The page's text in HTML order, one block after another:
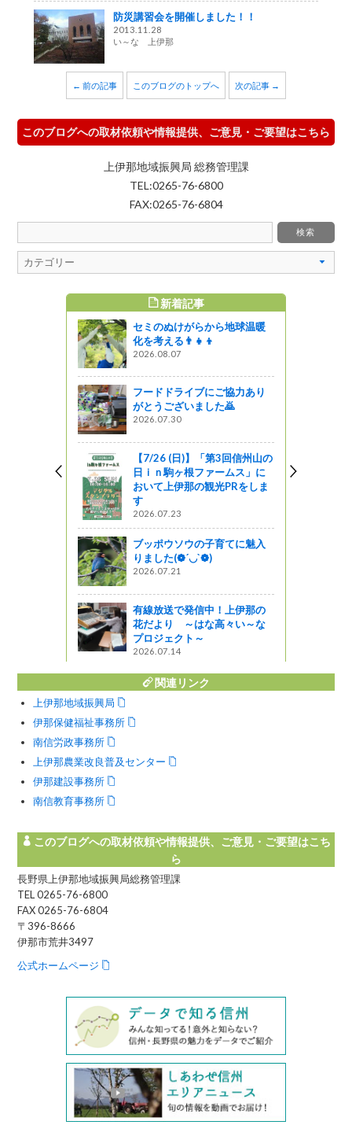
防災講習会を開催しました！！
2013.11.28
い～な 上伊那
← 前の記事 このブログのトップへ 次の記事 →
このブログへの取材依頼や情報提供、ご意見・ご要望はこちら
上伊那地域振興局 総務管理課
TEL:0265-76-6800
FAX:0265-76-6804
新着記事
セミのぬけがらから地球温暖
化を考える👨‍👧‍👦
2026.08.07
フードドライブにご協力あり
がとうございました🙇
2026.07.30
【7/26 (日)】「第3回信州山の
日ｉｎ駒ヶ根ファームス」に
おいて上伊那の観光PRをしま
す
2026.07.23
ブッポウソウの子育てに魅入
りました(❁´◡`❁)
2026.07.21
有線放送で発信中！上伊那の
花だより ～はな高々い～な
プロジェクト～
2026.07.14
関連リンク
上伊那地域振興局
伊那保健福祉事務所
南信労政事務所
上伊那農業改良普及センター
伊那建設事務所
南信教育事務所
このブログへの取材依頼や情報提供、ご意見・ご要望はこち
ら
長野県上伊那地域振興局総務管理課
TEL 0265-76-6800
FAX 0265-76-6804
〒396-8666
伊那市荒井3497
公式ホームページ